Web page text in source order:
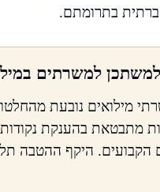
בתרומתם.
למשרתים
מילואים נובעת
מתבטאת בהענקת נקודות
הקבועים. היקף ההטבה